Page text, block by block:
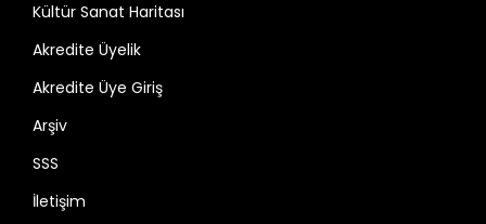
Kültür Sanat Haritası
Akredite Üyelik
Akredite Üye Giriş
Arşiv
SSS
İletişim